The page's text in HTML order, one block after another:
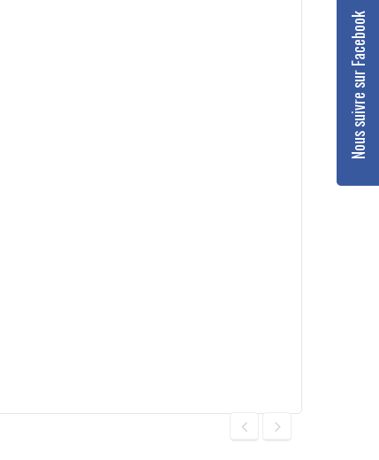
Nous suivre sur Facebook